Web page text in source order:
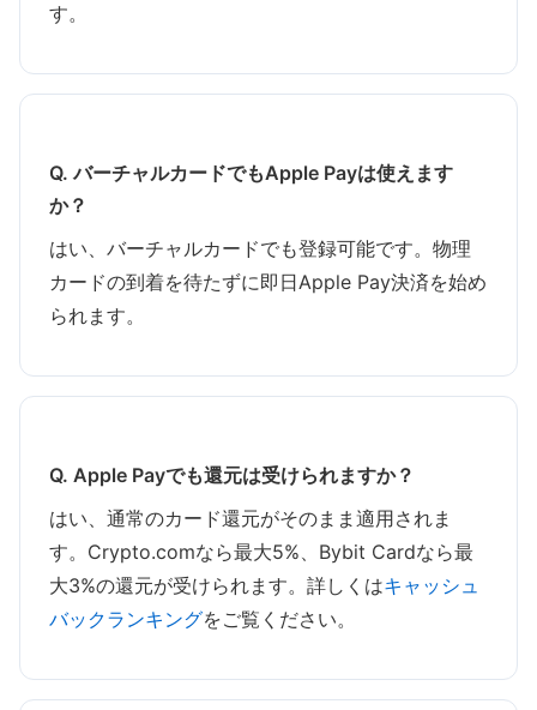
す。
Q. バーチャルカードでもApple Payは使えます
か？
はい、バーチャルカードでも登録可能です。物理
カードの到着を待たずに即日Apple Pay決済を始め
られます。
Q. Apple Payでも還元は受けられますか？
はい、通常のカード還元がそのまま適用されま
す。Crypto.comなら最大5%、Bybit Cardなら最
大3%の還元が受けられます。詳しくはキャッシュ
バックランキングをご覧ください。